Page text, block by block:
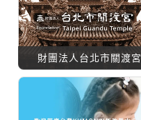
財團法人台北市關渡宮